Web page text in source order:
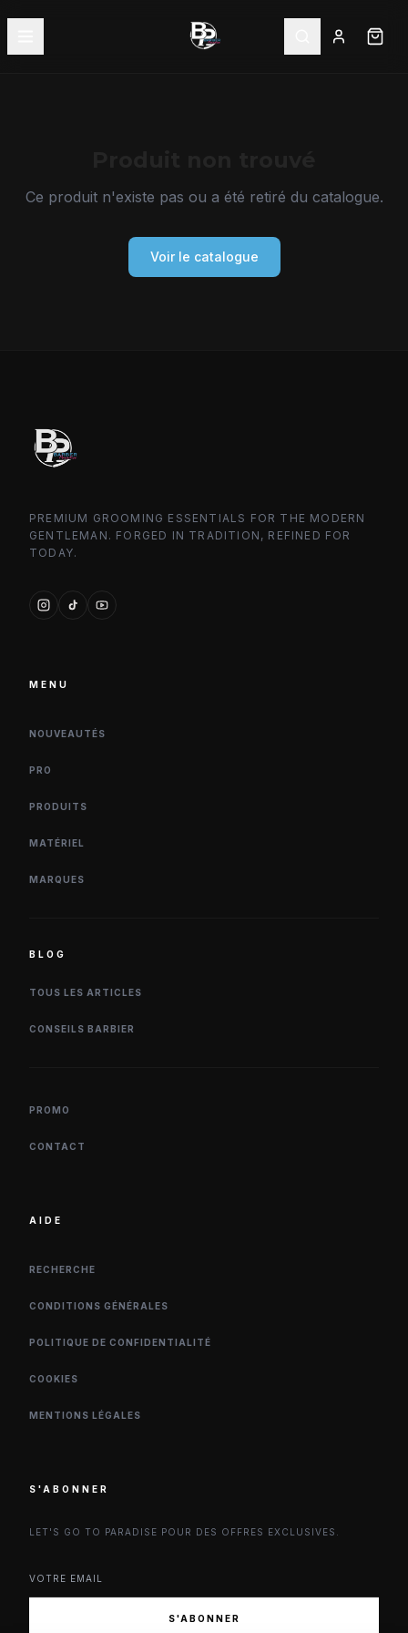
Ce produit n'existe pas ou a été retiré du catalogue.
Voir le catalogue
PREMIUM GROOMING ESSENTIALS FOR THE MODERN
GENTLEMAN. FORGED IN TRADITION, REFINED FOR
TODAY.
MENU
NOUVEAUTÉS
PRO
PRODUITS
MATÉRIEL
MARQUES
BLOG
TOUS LES ARTICLES
CONSEILS BARBIER
PROMO
CONTACT
AIDE
RECHERCHE
CONDITIONS GÉNÉRALES
POLITIQUE DE CONFIDENTIALITÉ
COOKIES
MENTIONS LÉGALES
S'ABONNER
LET'S GO TO PARADISE POUR DES OFFRES EXCLUSIVES.
S'ABONNER